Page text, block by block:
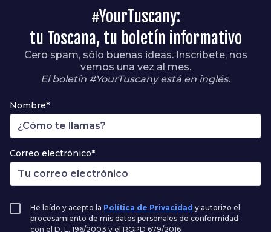
#YourTuscany:
tu Toscana, tu boletín informativo
Cero spam, sólo buenas ideas. Inscríbete, nos
vemos una vez al mes.
El boletín #YourTuscany está en inglés.
Nombre*
Correo electrónico*
He leído y acepto la Política de Privacidad y autorizo el
procesamiento de mis datos personales de conformidad
con el D. L. 196/2003 y el RGPD 679/2016